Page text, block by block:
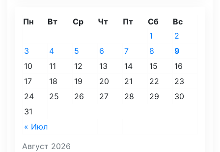
Август 2026
Пн Вт Ср Чт Пт Сб Вс
« Июл
1
2
3
4 5 6 7 8
9
10
11 12 13 14 15
16
17
18 19 20 21 22
23
24
25 26 27 28 29
30
31